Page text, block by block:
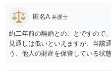
匿名A 弁護士
約二年前の離婚とのことですので
見通しは低いといえますが、当該
う、他人の財産を保管している状